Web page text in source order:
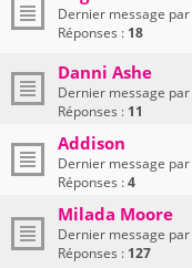
Dernier message par
Réponses : 18
Danni Ashe
Dernier message par
Réponses : 11
Addison
Dernier message par
Réponses :4
Milada Moore
Dernier message par
Réponses : 127